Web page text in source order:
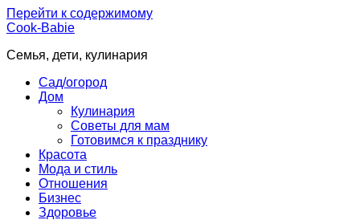
Перейти к содержимому
Cook-Babie
Семья, дети, кулинария
Сад/огород
Дом
Кулинария
Советы для мам
Готовимся к празднику
Красота
Мода и стиль
Отношения
Бизнес
Здоровье